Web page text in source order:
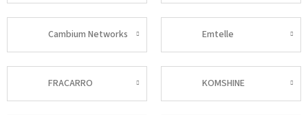
Cambium Networks Emtelle
FRACARRO KOMSHINE